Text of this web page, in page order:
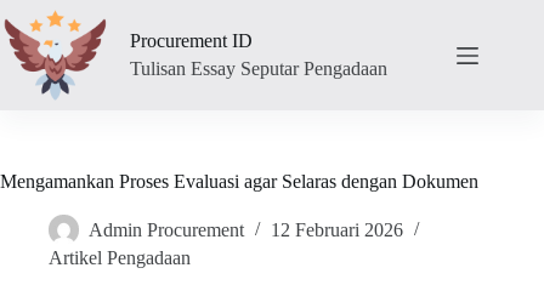
to
content
Procurement ID
Tulisan Essay Seputar Pengadaan
Mengamankan Proses Evaluasi agar Selaras dengan Dokumen
Admin Procurement
12 Februari 2026
Artikel Pengadaan